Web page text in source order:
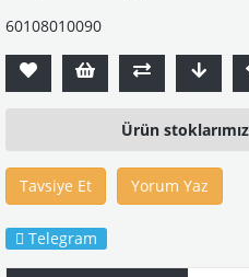
60108010090
Ürün
Tavsiye Et Yorum Yaz
Telegram